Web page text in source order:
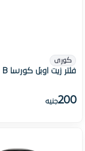
كورى
فلتر زيت اوبل كورسا B
200جنيه